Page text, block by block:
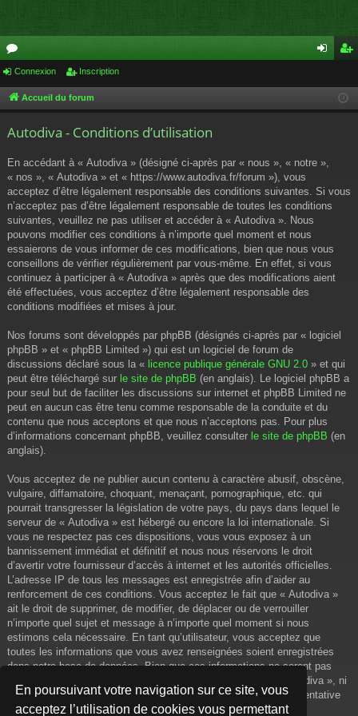
En poursuivant votre navigation sur ce site, vous
acceptez l’utilisation de cookies vous permettant
or
u cri
Connexion Inscription
Accueil du forum
Autodiva - Conditions d’utilisation
En accédant à « Autodiva » (désigné ci-après par « nous », « notre »,
« nos », « Autodiva » et « https://www.autodiva.fr/forum »), vous
acceptez d’être légalement responsable des conditions suivantes. Si vous
n’acceptez pas d’être légalement responsable de toutes les conditions
suivantes, veuillez ne pas utiliser et accéder à « Autodiva ». Nous
pouvons modifier ces conditions à n’importe quel moment et nous
essaierons de vous informer de ces modifications, bien que nous vous
conseillons de vérifier régulièrement par vous-même. En effet, si vous
continuez à participer à « Autodiva » après que des modifications aient
été effectuées, vous acceptez d’être légalement responsable des
conditions modifiées et mises à jour.
Nos forums sont développés par phpBB (désignés ci-après par « logiciel
phpBB » et « phpBB Limited ») qui est un logiciel de forum de
discussions déclaré sous la « licence publique générale GNU 2.0 » et qui
peut être téléchargé sur le site de phpBB (en anglais). Le logiciel phpBB a
pour seul but de faciliter les discussions sur internet et phpBB Limited ne
peut en aucun cas être tenu comme responsable de la conduite et du
contenu que nous acceptons et que nous n’acceptons pas. Pour plus
d’informations concernant phpBB, veuillez consulter le site de phpBB (en
anglais).
Vous acceptez de ne publier aucun contenu à caractère abusif, obscène,
vulgaire, diffamatoire, choquant, menaçant, pornographique, etc. qui
pourrait transgresser la législation de votre pays, du pays dans lequel le
serveur de « Autodiva » est hébergé ou encore la loi internationale. Si
vous ne respectez pas ces dispositions, vous vous exposez à un
bannissement immédiat et définitif et nous nous réservons le droit
d’avertir votre fournisseur d’accès à internet et les autorités officielles.
L’adresse IP de tous les messages est enregistrée afin d’aider au
renforcement de ces conditions. Vous acceptez le fait que « Autodiva »
ait le droit de supprimer, de modifier, de déplacer ou de verrouiller
n’importe quel sujet et message à n’importe quel moment si nous
estimons cela nécessaire. En tant qu’utilisateur, vous acceptez que
toutes les informations que vous avez renseignées soient enregistrées
dans notre base de données. Bien que ces informations ne seront pas
diffusées à une tierce partie sans votre consentement, ni « Autodiva », ni
phpBB, ne pourront être tenus comme responsables en cas de tentative
de piratage informatique visant à compromettre vos données.